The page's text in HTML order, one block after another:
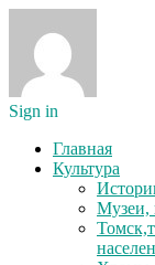
Sign in
Главная
Культура
Музеи,